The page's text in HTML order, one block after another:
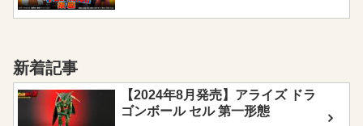
新着記事
【2024年8月発売】アライズ ドラ
ゴンボール セル 第一形態